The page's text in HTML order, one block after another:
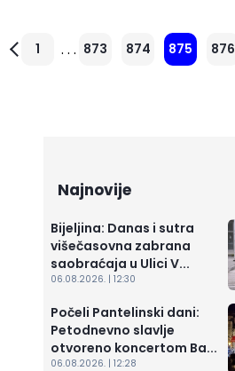
1 . . . 873 874 875 876
Najnovije
Bijeljina: Danas i sutra
višečasovna zabrana
saobraćaja u Ulici V...
06.08.2026. | 12:30
Počeli Pantelinski dani:
Petodnevno slavlje
otvoreno koncertom Ba...
06.08.2026. | 12:28